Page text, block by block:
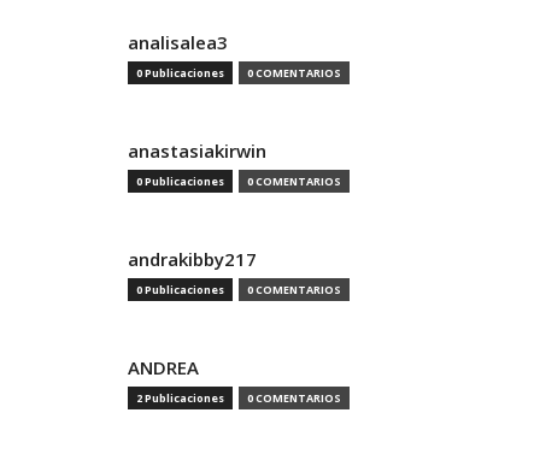
analisalea3
0 Publicaciones 0 COMENTARIOS
anastasiakirwin
0 Publicaciones 0 COMENTARIOS
andrakibby217
0 Publicaciones 0 COMENTARIOS
ANDREA
2 Publicaciones 0 COMENTARIOS